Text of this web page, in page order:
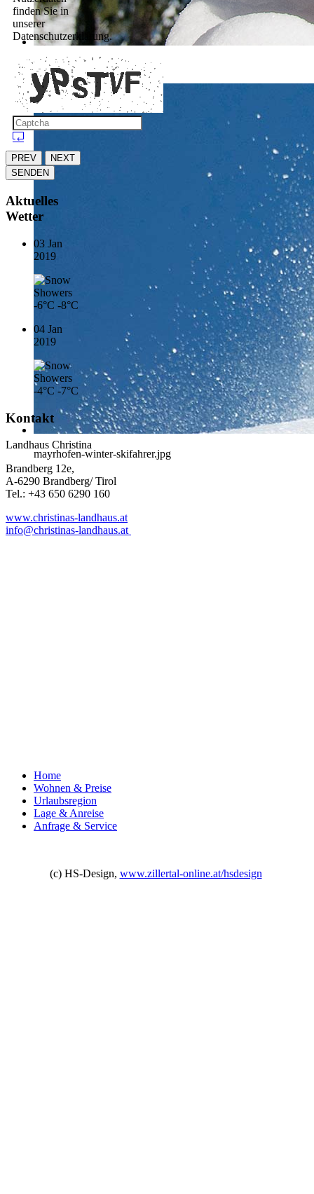
index-neu-1.jpg
mayrhofen-winter-skifahrer.jpg
finden Sie in
unserer
Datenschutzerklärung.
PREV
NEXT
SENDEN
Aktuelles
Wetter
03 Jan
2019
-6°C -8°C
04 Jan
2019
-4°C -7°C
Kontakt
Landhaus Christina
Brandberg 12e,
A-6290 Brandberg/ Tirol
Tel.: +43 650 6290 160
www.christinas-landhaus.at
info@christinas-landhaus.at
Home
Wohnen & Preise
Urlaubsregion
Lage & Anreise
Anfrage & Service
(c) HS-Design, www.zillertal-online.at/hsdesign